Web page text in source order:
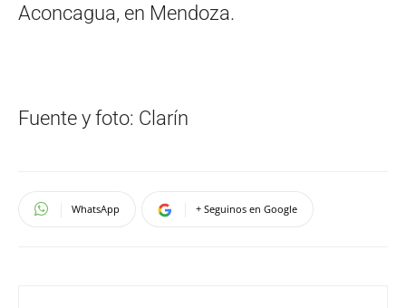
Aconcagua, en Mendoza.
Fuente y foto: Clarín
WhatsApp + Seguinos en Google